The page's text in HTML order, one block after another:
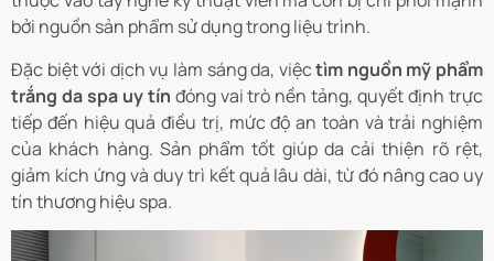
bởi nguồn sản phẩm sử dụng trong liệu trình.
Đặc biệt với dịch vụ làm sáng da, việctìm nguồn mỹ phẩm
trắng da spa uy tín đóng vai trò nền tảng, quyết định trực
tiếp đến hiệu quả điều trị, mức độ an toàn và trải nghiệm
của khách hàng. Sản phẩm tốt giúp da cải thiện rõ rệt,
giảm kích ứng và duy trì kết quả lâu dài, từ đó nâng cao uy
tín thương hiệu spa.